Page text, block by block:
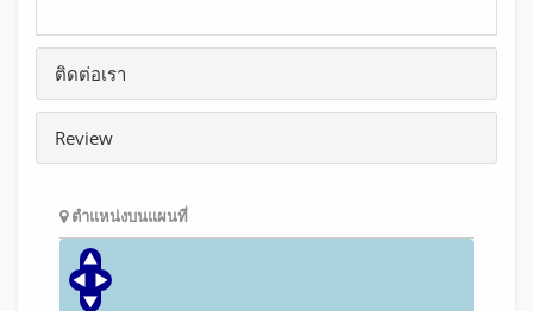
ติดต่อเรา
Review
ตำแหน่งบนแผนที่